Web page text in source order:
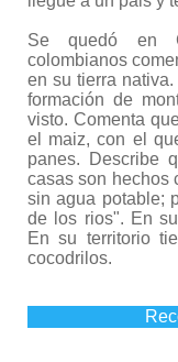
Se quedó en
colombianos
en su tierra
formación de
visto. Comenta
el maiz, con el
panes. Describe
casas son hechos
sin agua potable;
de los rios". En
En su territorio
cocodrilos.